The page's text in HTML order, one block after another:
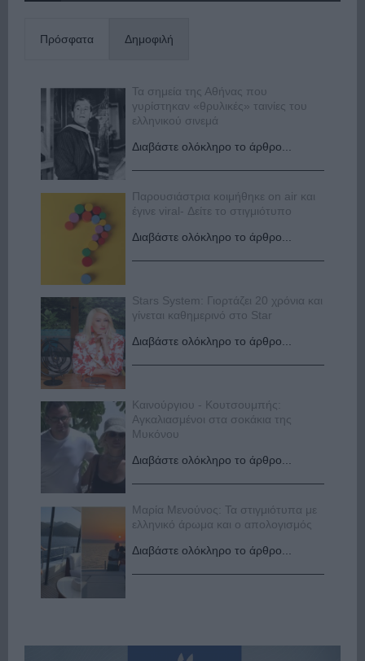
Πρόσφατα Δημοφιλή
Τα σημεία της Αθήνας που
γυρίστηκαν «θρυλικές» ταινίες του
ελληνικού σινεμά
Διαβάστε ολόκληρο το άρθρο...
Παρουσιάστρια κοιμήθηκε on air και
έγινε viral- Δείτε το στιγμιότυπο
Διαβάστε ολόκληρο το άρθρο...
Stars System: Γιορτάζει 20 χρόνια και
γίνεται καθημερινό στο Star
Διαβάστε ολόκληρο το άρθρο...
Καινούργιου - Κουτσουμπής:
Αγκαλιασμένοι στα σοκάκια της
Μυκόνου
Διαβάστε ολόκληρο το άρθρο...
Μαρία Μενούνος: Τα στιγμιότυπα με
ελληνικό άρωμα και ο απολογισμός
Διαβάστε ολόκληρο το άρθρο...